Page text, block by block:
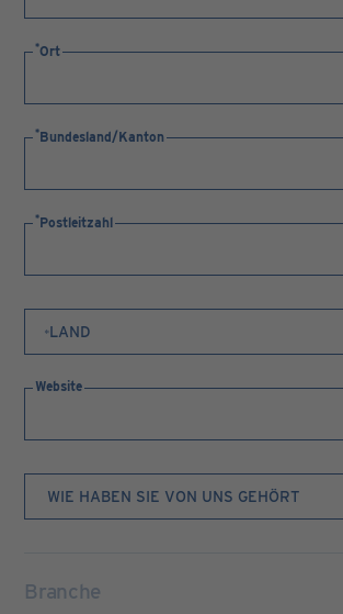
Ort
Bundesland/Kanton
Postleitzahl
Website
Branche